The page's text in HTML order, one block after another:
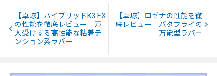
【卓球】ハイブリッドK3 FX
の性能を徹底レビュー 万
人受けする高性能な粘着テ
ンション系ラバー
【卓球】ロゼナの性能を徹
底レビュー バタフライの
万能型ラバー